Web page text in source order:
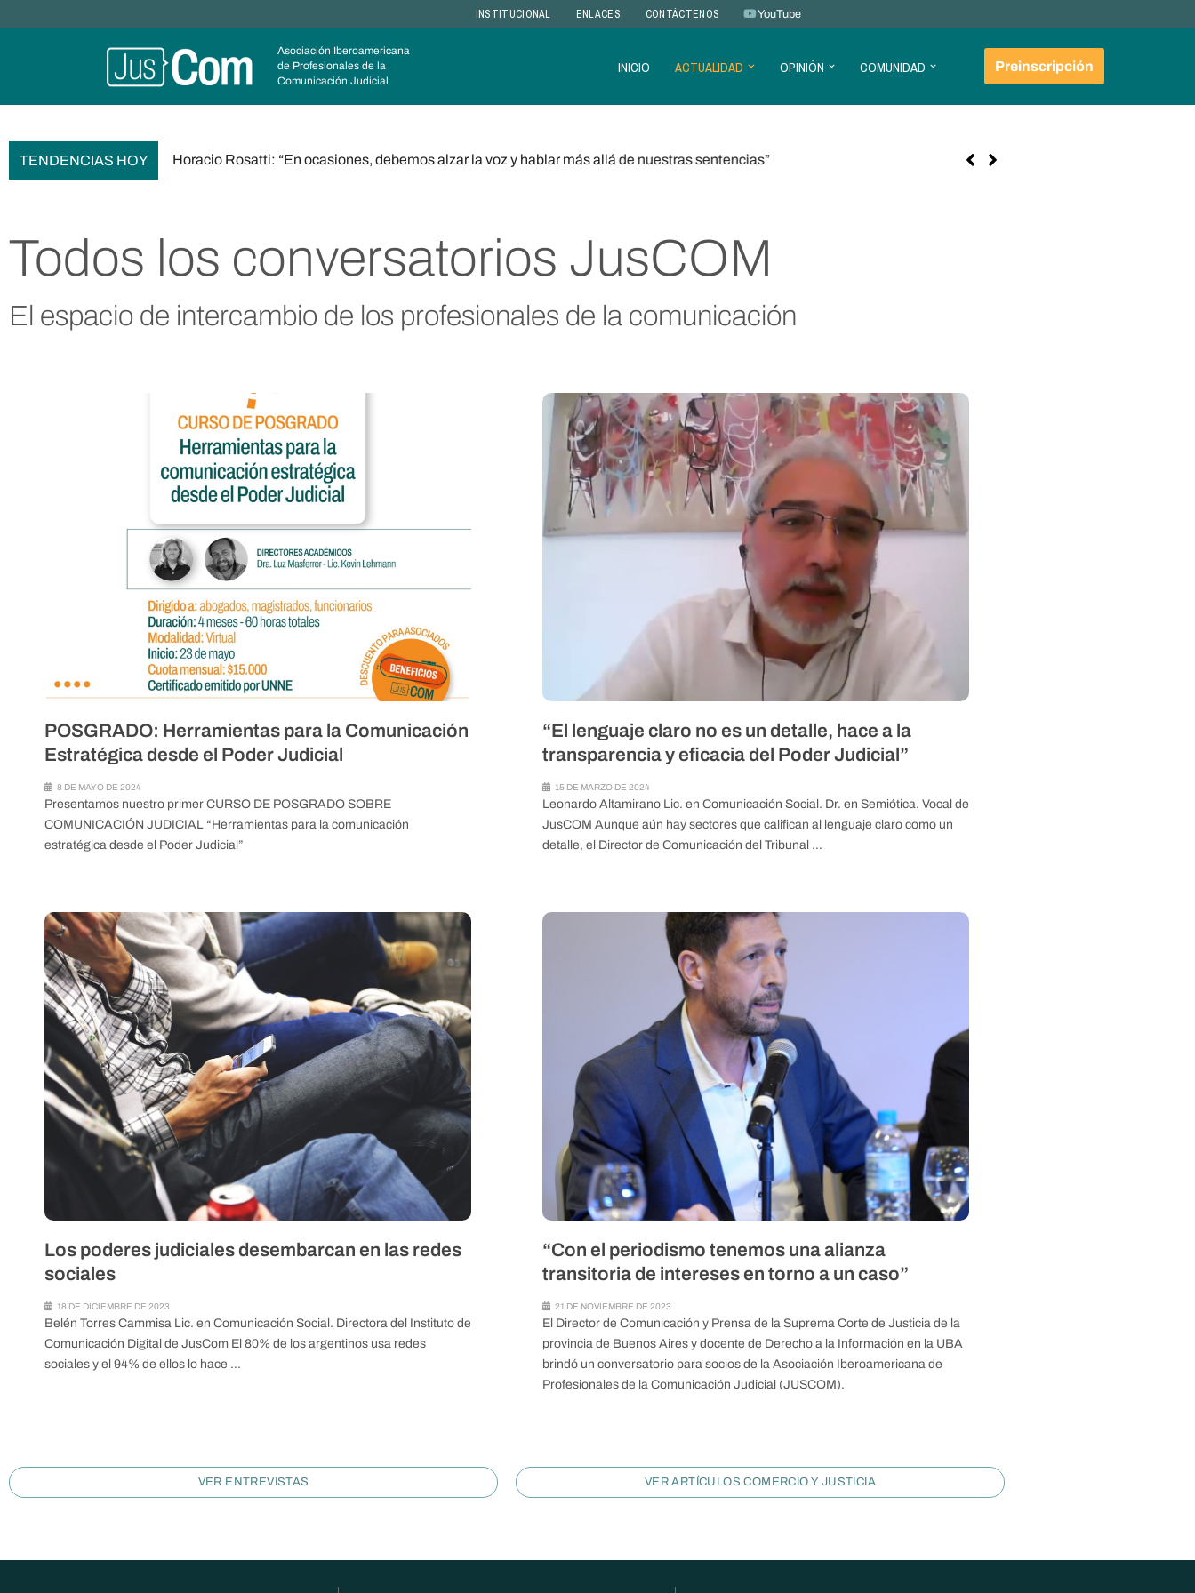
INSTITUCIONAL ENLACES CONTÁCTENOS YouTube
Asociación Iberoamericana
de Profesionales de la
Comunicación Judicial
INICIO ACTUALIDAD OPINIÓN COMUNIDAD Preinscripción
TENDENCIAS HOY Horacio Rosatti: “En ocasiones, debemos alzar la voz y hablar más allá de nuestras sentencias”
Todos los conversatorios JusCOM
El espacio de intercambio de los profesionales de la comunicación
POSGRADO: Herramientas para la Comunicación
Estratégica desde el Poder Judicial
8 DE MAYO DE 2024
Presentamos nuestro primer CURSO DE POSGRADO SOBRE
COMUNICACIÓN JUDICIAL “Herramientas para la comunicación
estratégica desde el Poder Judicial”
“El lenguaje claro no es un detalle, hace a la
transparencia y eficacia del Poder Judicial”
15 DE MARZO DE 2024
Leonardo Altamirano Lic. en Comunicación Social. Dr. en Semiótica. Vocal de
JusCOM Aunque aún hay sectores que califican al lenguaje claro como un
detalle, el Director de Comunicación del Tribunal …
Los poderes judiciales desembarcan en las redes
sociales
18 DE DICIEMBRE DE 2023
Belén Torres Cammisa Lic. en Comunicación Social. Directora del Instituto de
Comunicación Digital de JusCom El 80% de los argentinos usa redes
sociales y el 94% de ellos lo hace …
“Con el periodismo tenemos una alianza
transitoria de intereses en torno a un caso”
21 DE NOVIEMBRE DE 2023
El Director de Comunicación y Prensa de la Suprema Corte de Justicia de la
provincia de Buenos Aires y docente de Derecho a la Información en la UBA
brindó un conversatorio para socios de la Asociación Iberoamericana de
Profesionales de la Comunicación Judicial (JUSCOM).
VER ENTREVISTAS VER ARTÍCULOS COMERCIO Y JUSTICIA